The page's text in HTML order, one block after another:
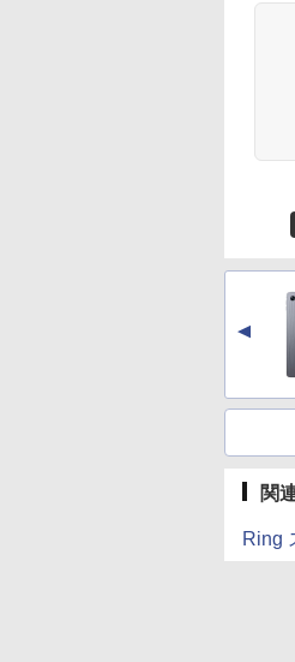
▲
関
Ring